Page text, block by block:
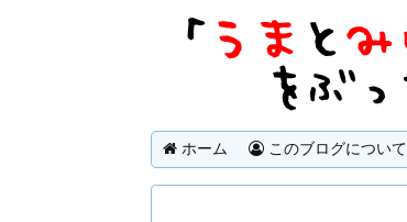
ホーム このブログについて